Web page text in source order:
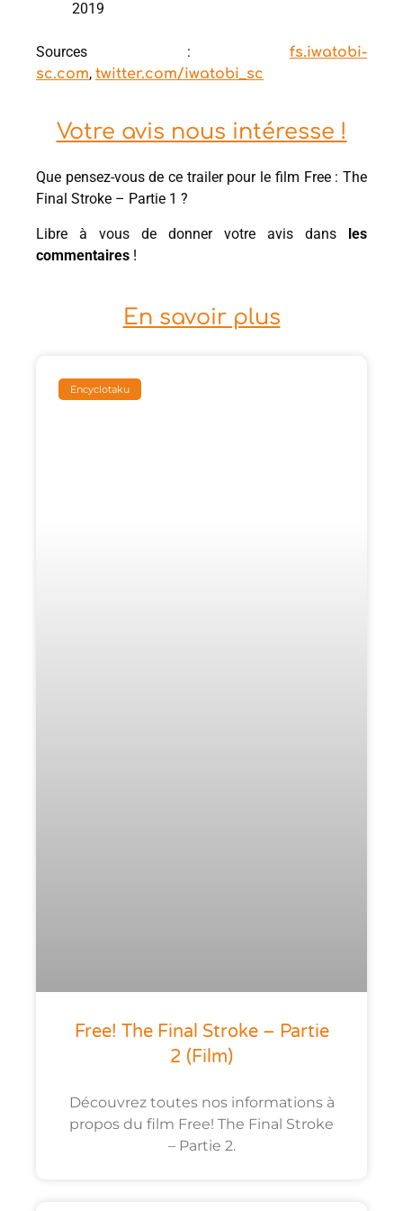
2019
Sources : fs.iwatobi-
sc.com, twitter.com/iwatobi_sc
Votre avis nous intéresse !
Que pensez-vous de ce trailer pour le film Free : The
Final Stroke – Partie 1 ?
Libre à vous de donner votre avis dans
les
commentaires !
En savoir plus
Encyclotaku
Free! The Final Stroke – Partie
2 (film)
Découvrez toutes nos informations à
propos du film Free! The Final Stroke
– Partie 2.